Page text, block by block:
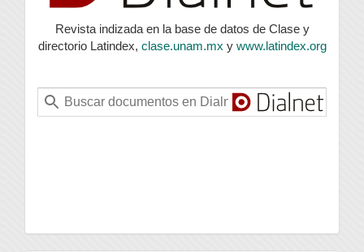
Revista indizada en la base de datos de Clase y
directorio Latindex, clase.unam.mx y www.latindex.org